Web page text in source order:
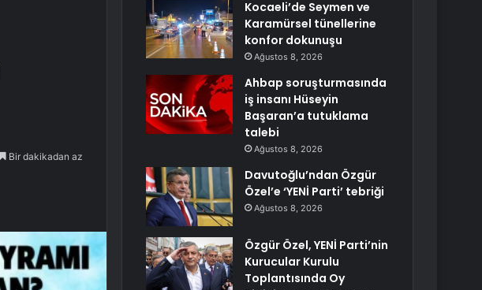
Bir dakikadan az
Kocaeli’de Seymen ve
Karamürsel tünellerine
konfor dokunuşu
Ağustos 8, 2026
Ahbap soruşturmasında
iş insanı Hüseyin
Başaran’a tutuklama
talebi
Ağustos 8, 2026
Davutoğlu’ndan Özgür
Özel’e ‘YENİ Parti’ tebriği
Ağustos 8, 2026
Özgür Özel, YENİ Parti’nin
Kurucular Kurulu
Toplantısında Oy